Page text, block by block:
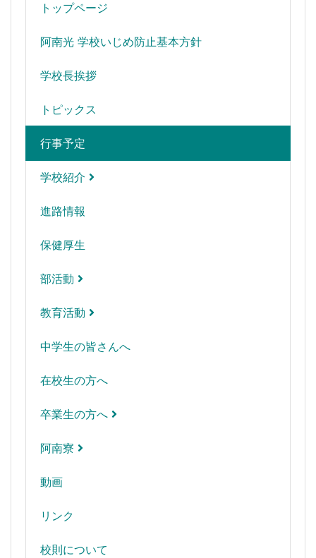
トップページ
阿南光 学校いじめ防止基本方針
学校長挨拶
トピックス
行事予定
学校紹介
進路情報
保健厚生
部活動
教育活動
中学生の皆さんへ
在校生の方へ
卒業生の方へ
阿南寮
動画
リンク
校則について